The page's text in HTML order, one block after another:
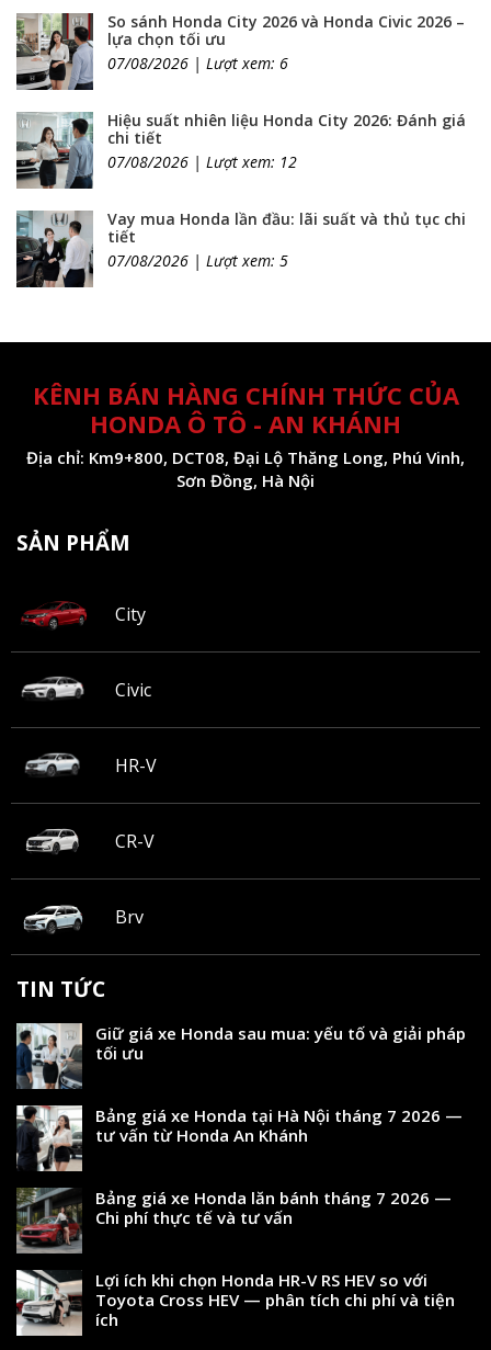
So sánh Honda City 2026 và Honda Civic 2026 –
lựa chọn tối ưu
07/08/2026 | Lượt xem: 6
Hiệu suất nhiên liệu Honda City 2026: Đánh giá
chi tiết
07/08/2026 | Lượt xem: 12
Vay mua Honda lần đầu: lãi suất và thủ tục chi
tiết
07/08/2026 | Lượt xem: 5
KÊNH BÁN HÀNG CHÍNH THỨC CỦA
HONDA Ô TÔ - AN KHÁNH
Địa chỉ: Km9+800, DCT08, Đại Lộ Thăng Long, Phú Vinh,
Sơn Đồng, Hà Nội
SẢN PHẨM
City
Civic
HR-V
CR-V
Brv
TIN TỨC
Giữ giá xe Honda sau mua: yếu tố và giải pháp
tối ưu
Bảng giá xe Honda tại Hà Nội tháng 7 2026 —
tư vấn từ Honda An Khánh
Bảng giá xe Honda lăn bánh tháng 7 2026 —
Chi phí thực tế và tư vấn
Lợi ích khi chọn Honda HR-V RS HEV so với
Toyota Cross HEV — phân tích chi phí và tiện
ích